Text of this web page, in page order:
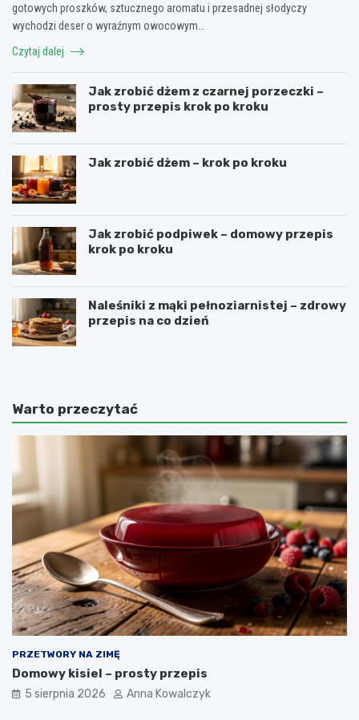
gotowych proszków, sztucznego aromatu i przesadnej słodyczy
wychodzi deser o wyraźnym owocowym…
Czytaj dalej
Jak zrobić dżem z czarnej porzeczki –
prosty przepis krok po kroku
Jak zrobić dżem – krok po kroku
Jak zrobić podpiwek – domowy przepis
krok po kroku
Naleśniki z mąki pełnoziarnistej – zdrowy
przepis na co dzień
Warto przeczytać
PRZETWORY NA ZIMĘ
Domowy kisiel – prosty przepis
5 sierpnia 2026 Anna Kowalczyk